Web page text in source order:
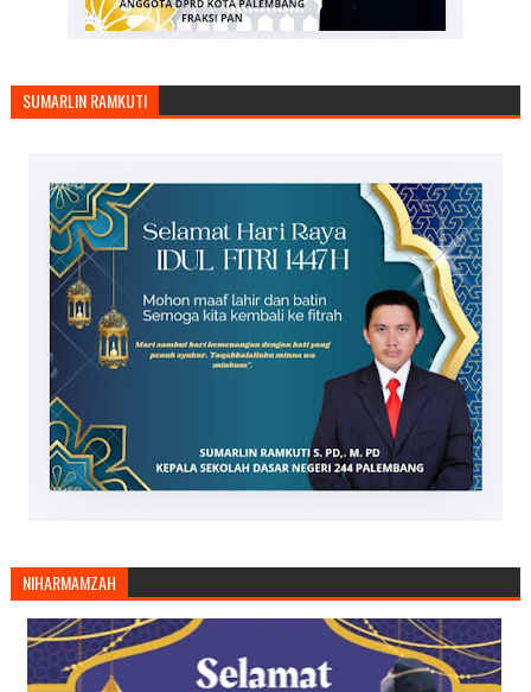
SUMARLIN RAMKUTI
NIHARMAMZAH